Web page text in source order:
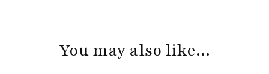
You may also like...